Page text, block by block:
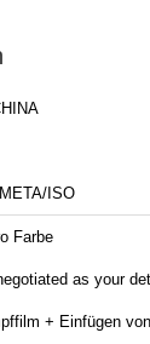
ISO
Farbe
as your
+ Einfügen